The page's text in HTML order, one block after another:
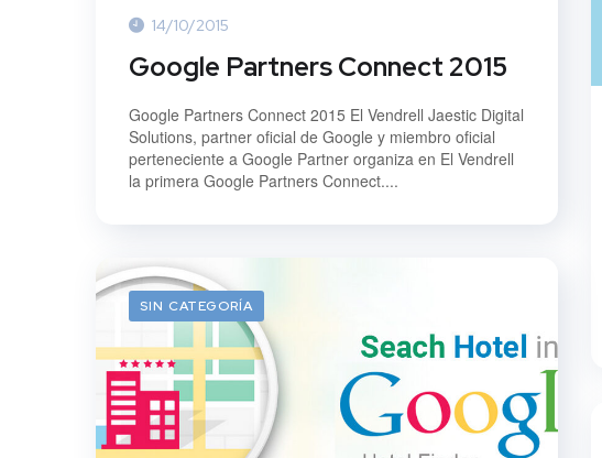
14/10/2015
Google Partners Connect 2015
Google Partners Connect 2015 El Vendrell Jaestic Digital
Solutions, partner oficial de Google y miembro oficial
perteneciente a Google Partner organiza en El Vendrell
la primera Google Partners Connect....
SIN CATEGORÍA